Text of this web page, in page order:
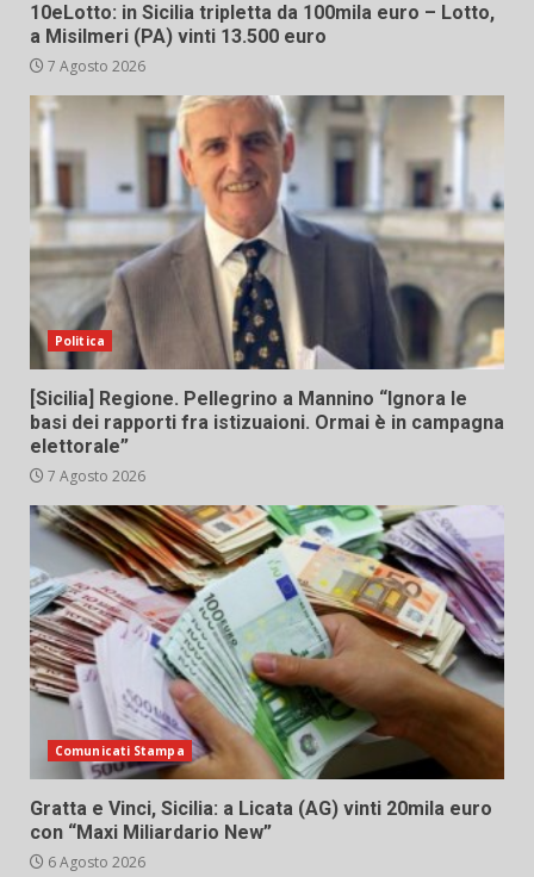
10eLotto: in Sicilia tripletta da 100mila euro – Lotto,
a Misilmeri (PA) vinti 13.500 euro
7 Agosto 2026
Politica
[Sicilia] Regione. Pellegrino a Mannino “Ignora le
basi dei rapporti fra istizuaioni. Ormai è in campagna
elettorale”
7 Agosto 2026
Comunicati Stampa
Gratta e Vinci, Sicilia: a Licata (AG) vinti 20mila euro
con “Maxi Miliardario New”
6 Agosto 2026